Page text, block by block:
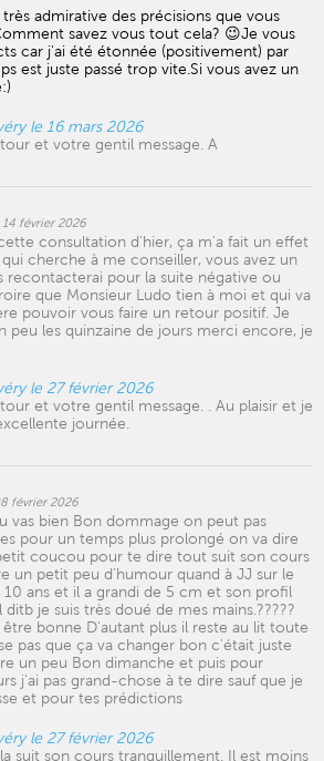
admirative des précisions que vous
savez vous tout cela? 😉Je vous
car j'ai été étonnée (positivement) par
est juste passé trop vite.Si vous avez un
le 16 mars 2026
et votre gentil message. A
14 février 2026
consultation d'hier, ça m'a fait un effet
cherche à me conseiller, vous avez un
recontacterai pour la suite négative ou
que Monsieur Ludo tien à moi et qui va
pouvoir vous faire un retour positif. Je
peu les quinzaine de jours merci encore, je
le 27 février 2026
et votre gentil message. . Au plaisir et je
journée.
février 2026
vas bien Bon dommage on peut pas
pour un temps plus prolongé on va dire
coucou pour te dire tout suit son cours
un petit peu d'humour quand à JJ sur le
10 ans et il a grandi de 5 cm et son profil
je suis très doué de mes mains.?????
bonne D'autant plus il reste au lit toute
pas que ça va changer bon c'était juste
un peu Bon dimanche et puis pour
j'ai pas grand-chose à te dire sauf que je
et pour tes prédictions
le 27 février 2026
suit son cours tranquillement. Il est moins